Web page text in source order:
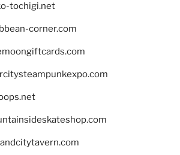
tochigi.net
corner.com